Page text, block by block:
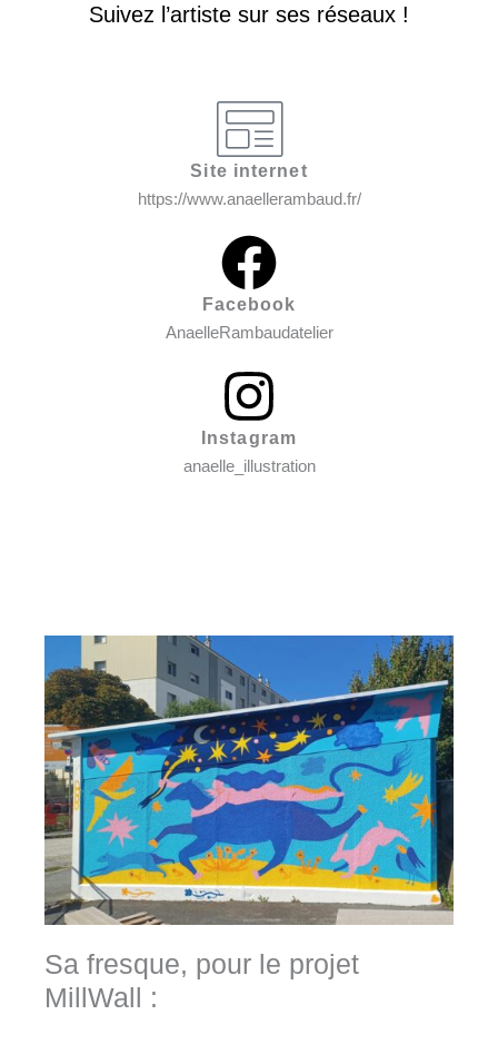
Suivez l’artiste sur ses réseaux !
Site internet
https://www.anaellerambaud.fr/
Facebook
AnaelleRambaudatelier
Instagram
anaelle_illustration
Sa fresque, pour le projet
MillWall :